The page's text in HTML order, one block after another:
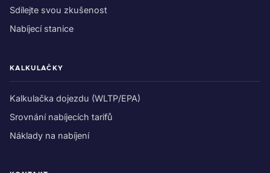
Sdílejte svou zkušenost
Nabíjecí stanice
KALKULAČKY
Kalkulačka dojezdu (WLTP/EPA)
Srovnání nabíjecích tarifů
Náklady na nabíjení